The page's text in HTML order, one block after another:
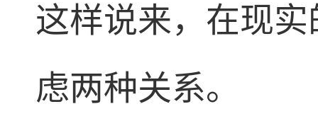
这样说来，在现
虑两种关系。